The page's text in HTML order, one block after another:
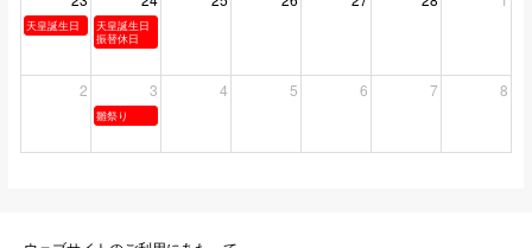
天皇誕生日
天皇誕生日
振替休日
2 3 4 5 6 7 8
雛祭り